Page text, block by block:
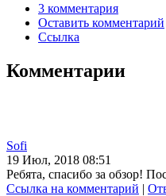
3 комментария
Оставить комментарий
Ссылка
Комментарии
Sofi
19 Июл, 2018 08:51
Ребята, спасибо за обзор!
Ссылка на комментарий |